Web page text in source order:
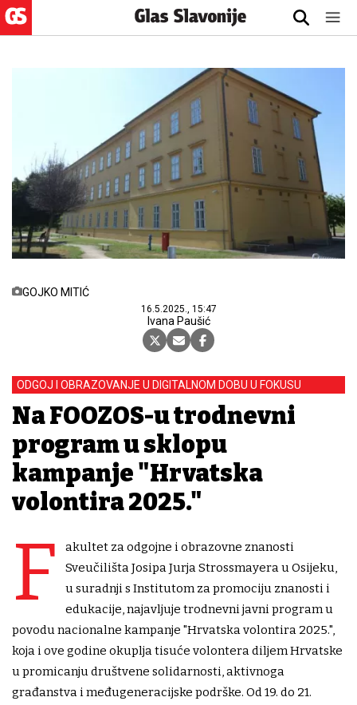
GOJKO MITIĆ
16.5.2025., 15:47
Ivana Paušić
ODGOJ I OBRAZOVANJE U DIGITALNOM DOBU U FOKUSU
Na FOOZOS-u trodnevni
program u sklopu
kampanje "Hrvatska
volontira 2025."
F
akultet za odgojne i obrazovne znanosti
Sveučilišta Josipa Jurja Strossmayera u Osijeku,
u suradnji s Institutom za promociju znanosti i
edukacije, najavljuje trodnevni javni program u
povodu nacionalne kampanje "Hrvatska volontira 2025.",
koja i ove godine okuplja tisuće volontera diljem Hrvatske
u promicanju društvene solidarnosti, aktivnoga
građanstva i međugeneracijske podrške. Od 19. do 21.